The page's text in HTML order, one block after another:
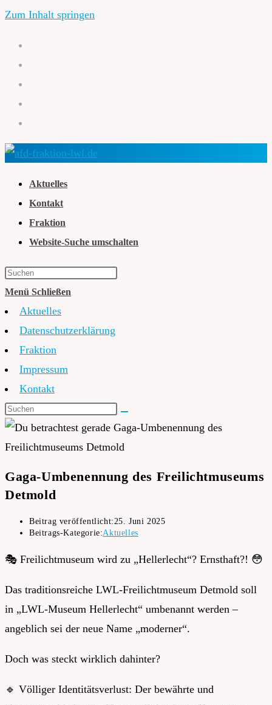
Zum Inhalt springen
Aktuelles
Kontakt
Fraktion
Website-Suche umschalten
Menü Schließen
Aktuelles
Datenschutzerklärung
Fraktion
Impressum
Kontakt
Gaga-Umbenennung des Freilichtmuseums
Detmold
Beitrag veröffentlicht: 25. Juni 2025
Beitrags-Kategorie:Aktuelles
🎭 Freilichtmuseum wird zu „Hellerlecht“? Ernsthaft?! 😳
Das traditionsreiche LWL-Freilichtmuseum Detmold soll
in „LWL-Museum Hellerlecht“ umbenannt werden –
angeblich sei der neue Name „moderner“.
Doch was steckt wirklich dahinter?
🔹 Völliger Identitätsverlust: Der bewährte und